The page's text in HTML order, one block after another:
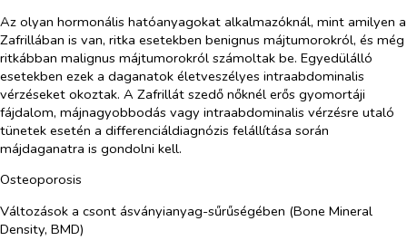
Az olyan hormonális hatóanyagokat alkalmazóknál, mint amilyen a
Zafrillában is van, ritka esetekben benignus májtumorokról, és még
ritkábban malignus májtumorokról számoltak be. Egyedülálló
esetekben ezek a daganatok életveszélyes intraabdominalis
vérzéseket okoztak. A Zafrillát szedő nőknél erős gyomortáji
fájdalom, májnagyobbodás vagy intraabdominalis vérzésre utaló
tünetek esetén a differenciáldiagnózis felállítása során
májdaganatra is gondolni kell.
Osteoporosis
Változások a csont ásványianyag-sűrűségében (Bone Mineral
Density, BMD)